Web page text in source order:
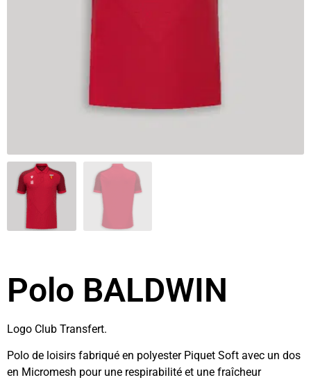
Polo BALDWIN
Logo Club Transfert.
Polo de loisirs fabriqué en polyester Piquet Soft avec un dos
en Micromesh pour une respirabilité et une fraîcheur